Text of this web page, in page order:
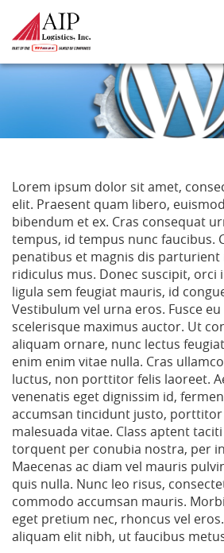
HELLO WORLD!
Lorem ipsum dolor sit amet,
elit. Praesent quam libero,
bibendum et ex. Cras consequat
tempus, id tempus nunc faucibus.
penatibus et magnis dis
ridiculus mus. Donec suscipit, orci
ligula sem feugiat mauris, id
Vestibulum vel urna eros. Fusce
scelerisque maximus auctor. Ut
aliquam ornare, nunc lectus
enim enim vitae nulla. Cras
luctus, non porttitor felis laoreet.
venenatis eget dignissim id,
accumsan tincidunt justo,
malesuada vitae. Class aptent
torquent per conubia nostra, per
Maecenas ac diam vel mauris
quis nulla. Nunc leo risus,
commodo accumsan mauris.
eget pretium nec, rhoncus vel
aliquam elit nibh, ut faucibus